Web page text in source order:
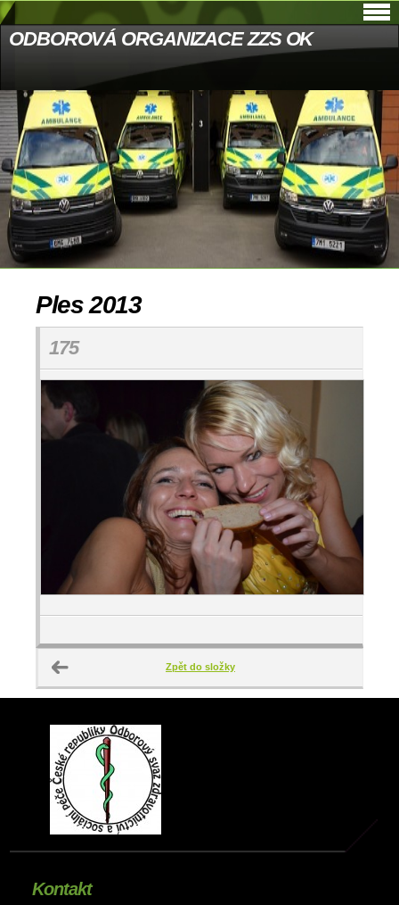
ODBOROVÁ ORGANIZACE ZZS OK
Ples 2013
175
Zpět do složky
Kontakt